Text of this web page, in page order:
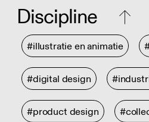
Discipline
#illustratie en animatie
#digital design
#product design